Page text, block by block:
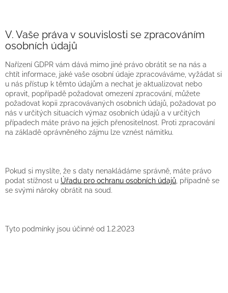
V. Vaše práva v souvislosti se zpracováním
osobních údajů
Nařízení GDPR vám dává mimo jiné právo obrátit se na nás a
chtít informace, jaké vaše osobní údaje zpracováváme, vyžádat si
u nás přístup k těmto údajům a nechat je aktualizovat nebo
opravit, popřípadě požadovat omezení zpracování, můžete
požadovat kopii zpracovávaných osobních údajů, požadovat po
nás v určitých situacích výmaz osobních údajů a v určitých
případech máte právo na jejich přenositelnost. Proti zpracování
na základě oprávněného zájmu lze vznést námitku.
Pokud si myslíte, že s daty nenakládáme správně, máte právo
podat stížnost u Úřadu pro ochranu osobních údajů , případně se
se svými nároky obrátit na soud.
Tyto podmínky jsou účinné od 1.2.2023